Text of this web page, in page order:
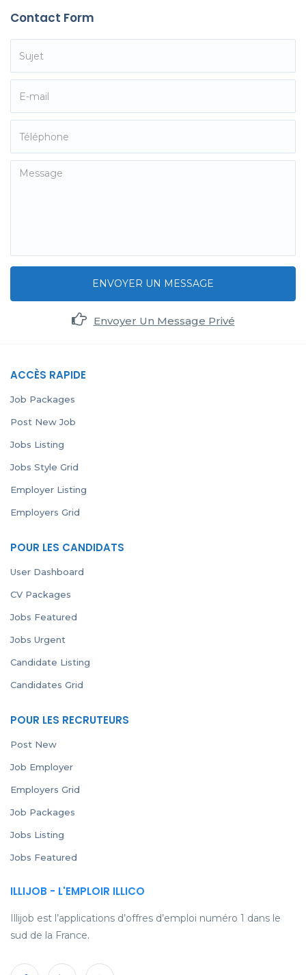
Contact Form
ENVOYER UN MESSAGE
Envoyer Un Message Privé
ACCÈS RAPIDE
Job Packages
Post New Job
Jobs Listing
Jobs Style Grid
Employer Listing
Employers Grid
POUR LES CANDIDATS
User Dashboard
CV Packages
Jobs Featured
Jobs Urgent
Candidate Listing
Candidates Grid
POUR LES RECRUTEURS
Post New
Job Employer
Employers Grid
Job Packages
Jobs Listing
Jobs Featured
ILLIJOB - L'EMPLOIR ILLICO
Illijob est l’applications d’offres d’emploi numéro 1 dans le
sud de la France.